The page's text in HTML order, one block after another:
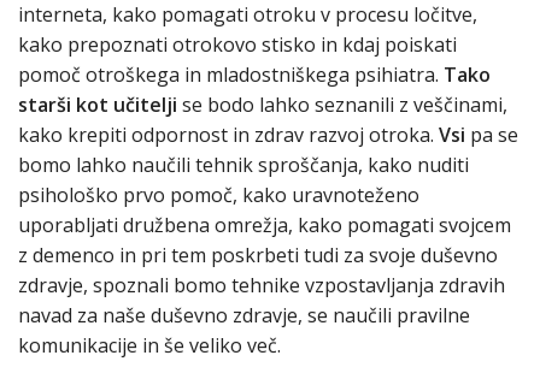
interneta, kako pomagati otroku v procesu ločitve,
kako prepoznati otrokovo stisko in kdaj poiskati
pomoč otroškega in mladostniškega psihiatra. Tako
starši kot učitelji se bodo lahko seznanili z veščinami,
kako krepiti odpornost in zdrav razvoj otroka. Vsi pa se
bomo lahko naučili tehnik sproščanja, kako nuditi
psihološko prvo pomoč, kako uravnoteženo
uporabljati družbena omrežja, kako pomagati svojcem
z demenco in pri tem poskrbeti tudi za svoje duševno
zdravje, spoznali bomo tehnike vzpostavljanja zdravih
navad za naše duševno zdravje, se naučili pravilne
komunikacije in še veliko več.